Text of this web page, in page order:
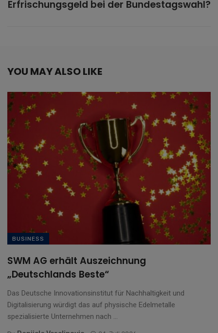
Erfrischungsgeld bei der Bundestagswahl?
YOU MAY ALSO LIKE
BUSINESS
SWM AG erhält Auszeichnung
„Deutschlands Beste“
Das Deutsche Innovationsinstitut für Nachhaltigkeit und
Digitalisierung würdigt das auf physische Edelmetalle
spezialisierte Unternehmen nach ...